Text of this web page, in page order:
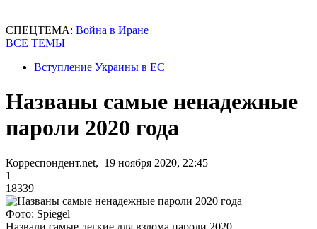
СПЕЦТЕМА: Война в Иране
ВСЕ ТЕМЫ
Вступление Украины в ЕС
Названы самые ненадежные
пароли 2020 года
Корреспондент.net, 19 ноября 2020, 22:45
1
18339
Фото: Spiegel
Назвали самые легкие для взлома пароли 2020